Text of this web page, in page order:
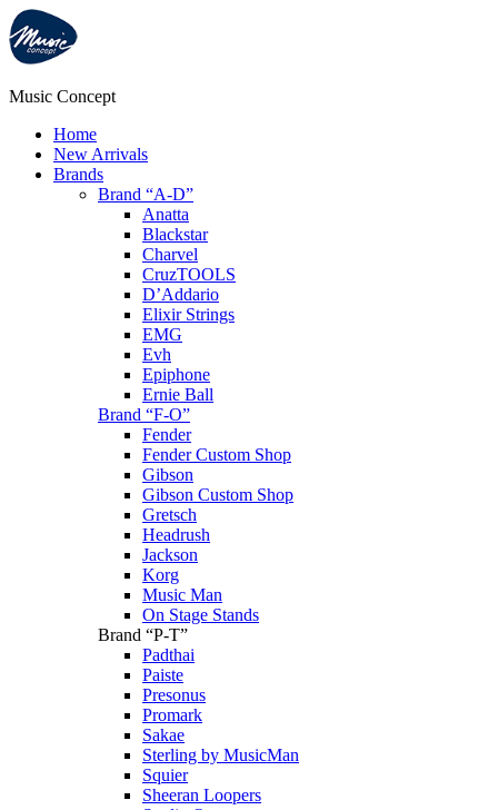
Music Concept
Home
New Arrivals
Brands
Brand “A-D”
Anatta
Blackstar
Charvel
CruzTOOLS
D’Addario
Elixir Strings
EMG
Evh
Epiphone
Ernie Ball
Brand “F-O”
Fender
Fender Custom Shop
Gibson
Gibson Custom Shop
Gretsch
Headrush
Jackson
Korg
Music Man
On Stage Stands
Brand “P-T”
Padthai
Paiste
Presonus
Promark
Sakae
Sterling by MusicMan
Squier
Sheeran Loopers